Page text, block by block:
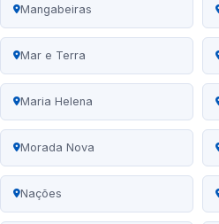
Mangabeiras
Mar e Terra
Maria Helena
Morada Nova
Nações